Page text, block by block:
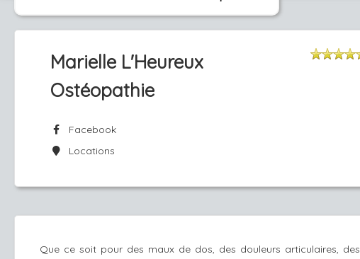
Marielle L'Heureux
Ostéopathie
Facebook
Locations
Que ce soit pour des maux de dos, des douleurs articulaires, des